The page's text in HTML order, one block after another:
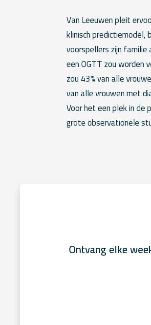
Van Leeuwen pleit
klinisch
voorspellers zijn familie
een OGTT zou worden
zou 43% van alle
van alle vrouwen met
Voor het een plek in de
grote observationele
Ontvang elke